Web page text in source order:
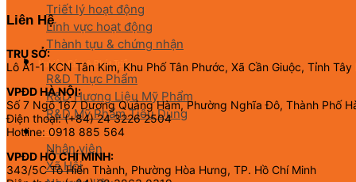
Triết lý hoạt động
Lĩnh vực hoạt động
Thành tựu & chứng nhận
Nghiên Cứu & Phát Triển
R&D Thực Phẩm
R&D Hương Liệu Mỹ Phẩm
R&D Mỹ Phẩm Tiêu Dùng
CSR
Nhân viên
Xã Hội
Liên Hệ
TRỤ SỞ:
Lô A1-1 KCN Tân Kim, Khu Phố Tân Phước, Xã Cần Giuộc, Tỉnh Tây
VPĐD HÀ NỘI:
Số 7 Ngõ 167 Dương Quảng Hàm, Phường Nghĩa Đô, Thành Phố
Điện thoại: (+84) 24 3226 2504
Hotline: 0918 885 564
VPĐD HỒ CHÍ MINH:
343/5C Tô Hiến Thành, Phường Hòa Hưng, TP. Hồ Chí Minh